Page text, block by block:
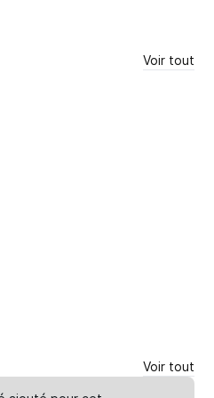
Voir tout
Voir tout